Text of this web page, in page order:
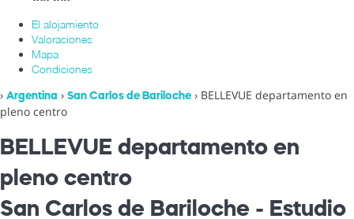
El alojamiento
Valoraciones
Mapa
Condiciones
› Argentina › San Carlos de Bariloche › BELLEVUE departamento en
pleno centro
BELLEVUE departamento en
pleno centro
San Carlos de Bariloche - Estudio